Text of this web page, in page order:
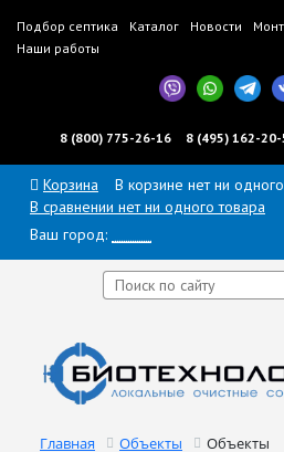
Подбор септика Каталог Новости
Наши работы
8 (800) 775-26-16 8 (495) 162-
Корзина
В корзине нет ни
В сравнении нет ни одного товара
Ваш город:
Главная Объекты Объекты